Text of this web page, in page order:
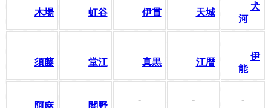
木場 虹谷 伊貫 天城
犬
河
須藤 堂江 真黒 江暦
伊
能
阿麻 闇野
- - -